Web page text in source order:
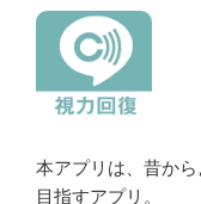
本アプリは、昔か
目指すアプリ。